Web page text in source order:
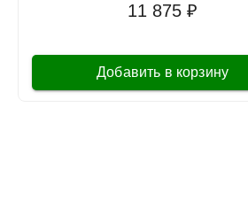
11 875 ₽
Добавить в корзину